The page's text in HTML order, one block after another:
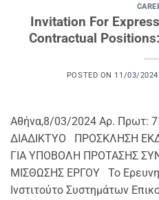
Invitation For
Contractual
POSTED ON 11/03/2024
Αθήνα,8/03/2024 Αρ. Πρωτ:
ΔΙΑΔΙΚΤΥΟ ΠΡΟΣΚΛΗΣΗ
ΓΙΑ ΥΠΟΒΟΛΗ ΠΡΟΤΑΣΗΣ
ΜΙΣΘΩΣΗΣ ΕΡΓΟΥ Το
Ινστιτούτο Συστημάτων